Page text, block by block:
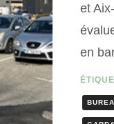
et
en